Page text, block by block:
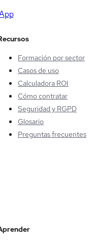
Formación por sector
Casos de uso
Calculadora ROI
Cómo contratar
Seguridad y RGPD
Glosario
Preguntas frecuentes